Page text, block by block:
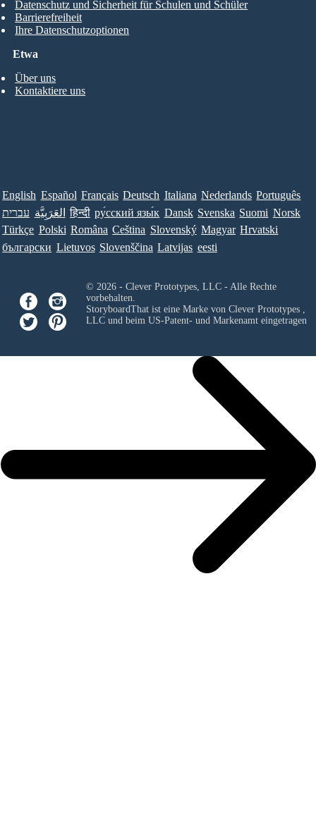
Etwa
Über uns
Kontaktiere uns
Datenschutz und Sicherheit für Schulen und Schüler
Barrierefreiheit
Ihre Datenschutzoptionen
English Español Français Deutsch Italiana Nederlands Português
עברית العَرَبِيَّة हिन्दी ру́сский язы́к Dansk Svenska Suomi Norsk
Türkçe Polski Româna Ceština Slovenský Magyar Hrvatski
български Lietuvos Slovenščina Latvijas eesti
© 2026 - Clever Prototypes, LLC - Alle Rechte
vorbehalten.
StoryboardThat ist eine Marke von Clever Prototypes ,
LLCund beim US-Patent- und Markenamt eingetragen